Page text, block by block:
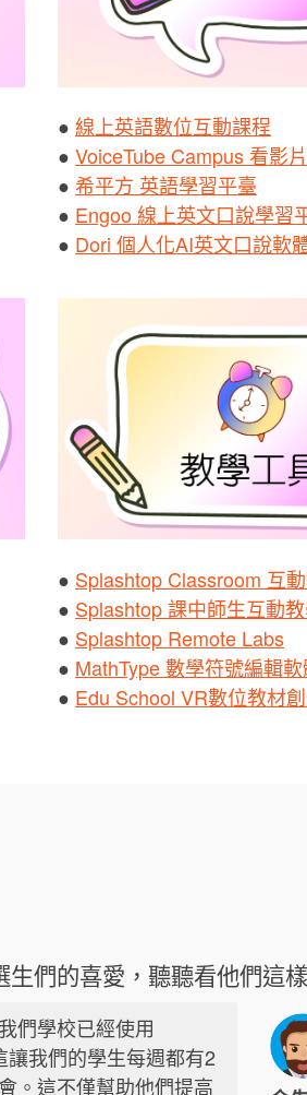
● 線上英語數位互動課程
● VoiceTube Campus 看影
● 希平方 英語學習平臺
● Engoo 線上英文口說學習
● Dori 個人化AI英文口說軟
● Splashtop Classroom 互
● Splashtop 課中師生互動
● Splashtop Remote Labs
● MathType 數學符號編輯
● Edu School VR數位教材
們的喜愛，聽聽看他們這樣
們學校已經使用
讓我們的學生每週都有2
。這不僅幫助他們提高